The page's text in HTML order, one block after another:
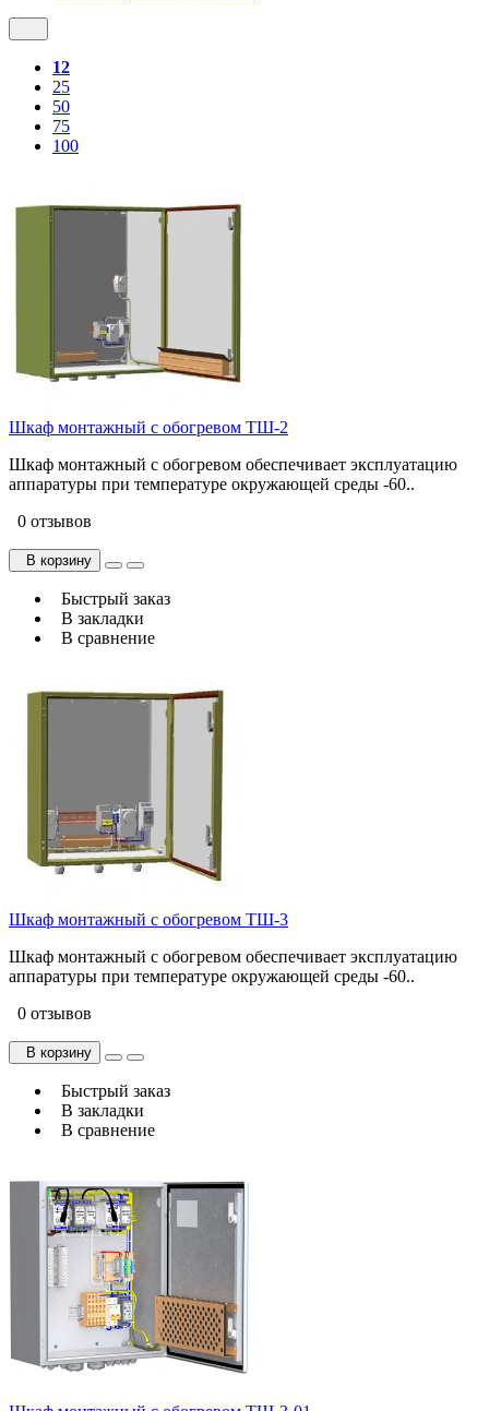
12
25
50
75
100
Шкаф монтажный с обогревом ТШ-2
Шкаф монтажный с обогревом обеспечивает эксплуатацию
аппаратуры при температуре окружающей среды -60..
0 отзывов
В корзину
Быстрый заказ
В закладки
В сравнение
Шкаф монтажный с обогревом ТШ-3
Шкаф монтажный с обогревом обеспечивает эксплуатацию
аппаратуры при температуре окружающей среды -60..
0 отзывов
В корзину
Быстрый заказ
В закладки
В сравнение